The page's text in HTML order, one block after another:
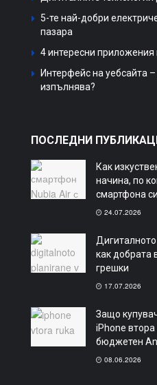
5-те най-добри
пазара
4 интересни приложения
Интерфейс на уебсайта
изпълнява?
ПОСЛЕДНИ
Как
начина, по
смартфона
24.07.2026
как добрата
грешки
17.07.2026
Защо
iPhone
бюджетен
08.06.2026